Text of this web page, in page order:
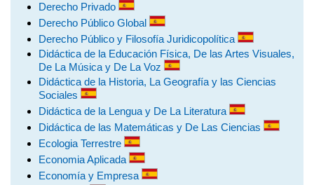
Derecho Privado
Derecho Público Global
Derecho Público y Filosofía Juridicopolítica
Didáctica de la Educación Física, De las Artes Visuales,
De La Música y De La Voz
Didáctica de la Historia, La Geografía y las Ciencias
Sociales
Didáctica de la Lengua y De La Literatura
Didáctica de las Matemáticas y De Las Ciencias
Ecologia Terrestre
Economia Aplicada
Economía y Empresa